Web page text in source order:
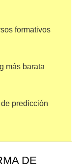
formativos
más barata
predicción
DE